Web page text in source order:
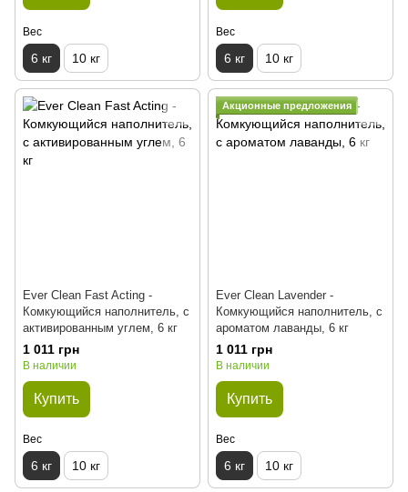
Вес
6 кг 10 кг
Вес
6 кг 10 кг
Ever Clean Fast Acting -
Комкующийся наполнитель, с
активированным углем, 6 кг
1 011 грн
В наличии
Купить
Вес
6 кг 10 кг
Акционные предложения
Ever Clean Lavender -
Комкующийся наполнитель, с
ароматом лаванды, 6 кг
1 011 грн
В наличии
Купить
Вес
6 кг 10 кг